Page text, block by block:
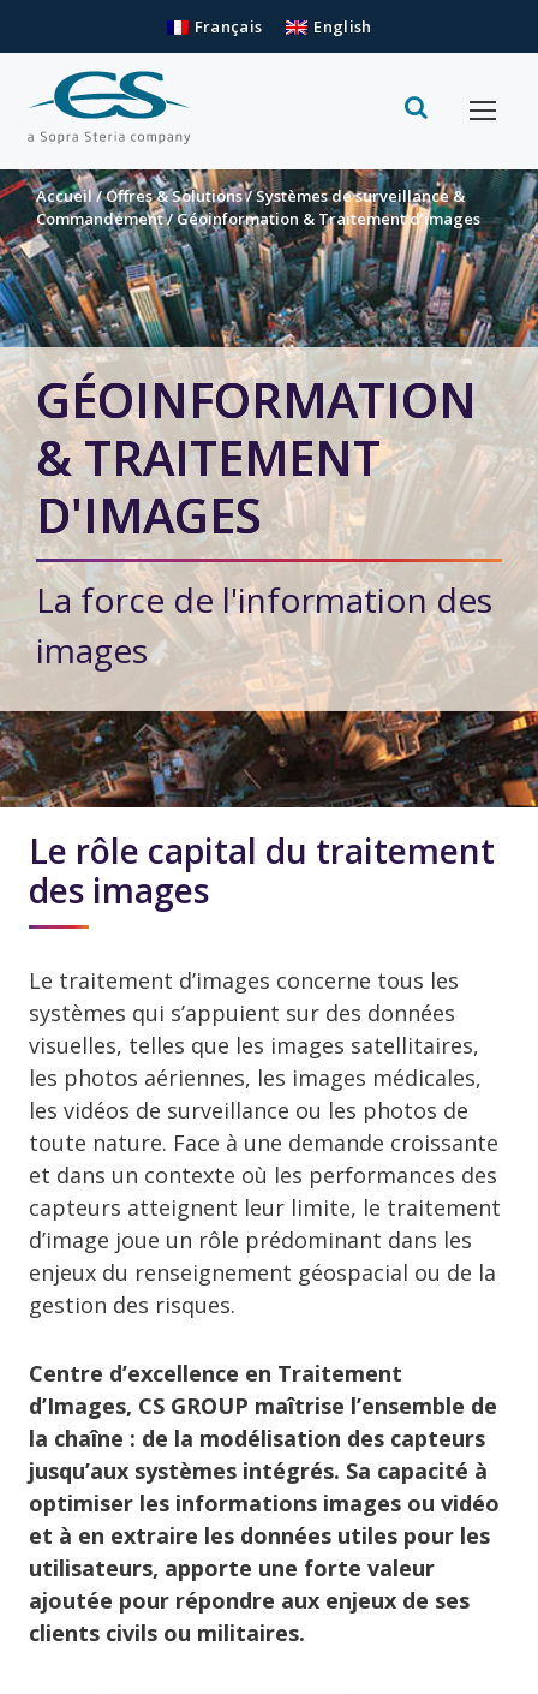
Français English
Accueil/Offres & Solutions/Systèmes de surveillance &
Commandement/Géoinformation & Traitement d’images
GÉOINFORMATION
& TRAITEMENT
D'IMAGES
La force de l'information des
images
Le rôle capital du traitement
des images
Le traitement d’images concerne tous les
systèmes qui s’appuient sur des données
visuelles, telles que les images satellitaires,
les photos aériennes, les images médicales,
les vidéos de surveillance ou les photos de
toute nature. Face à une demande croissante
et dans un contexte où les performances des
capteurs atteignent leur limite, le traitement
d’image joue un rôle prédominant dans les
enjeux du renseignement géospacial ou de la
gestion des risques.
Centre d’excellence en Traitement
d’Images, CS GROUP maîtrise l’ensemble de
la chaîne : de la modélisation des capteurs
jusqu’aux systèmes intégrés. Sa capacité à
optimiser les informations images ou vidéo
et à en extraire les données utiles pour les
utilisateurs, apporte une forte valeur
ajoutée pour répondre aux enjeux de ses
clients civils ou militaires.